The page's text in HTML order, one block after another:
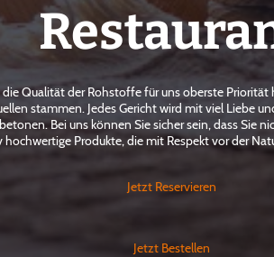
Qualität der Rohstoffe für uns oberste
stammen. Jedes Gericht wird mit viel Liebe
Bei uns können Sie sicher sein, dass Sie
Produkte, die mit Respekt vor der
Jetzt Reservieren
Jetzt Bestellen